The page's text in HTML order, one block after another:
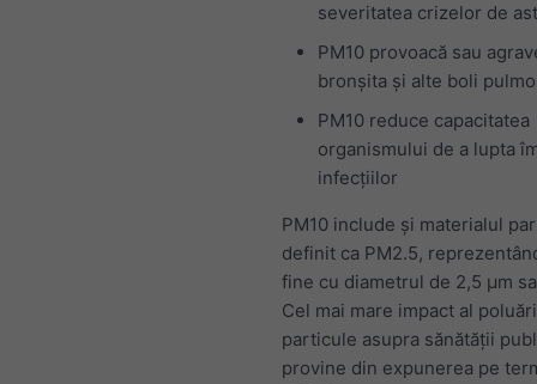
severitatea crizelor de
PM10 provoacă sau
bronșita și alte boli
PM10 reduce capacitatea
organismului de a lupta
infecțiilor
PM10 include și materialul
definit ca PM2.5,
fine cu diametrul de 2,5 μm
Cel mai mare impact al
particule asupra sănătății
provine din expunerea pe